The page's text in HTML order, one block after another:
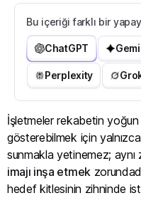
Bu içeriği farklı bir
ChatGPT
Perplexity
İşletmeler rekabetin
gösterebilmek için
sunmakla yetinemez; aynı
imajı inşa etmek
hedef kitlesinin zihninde